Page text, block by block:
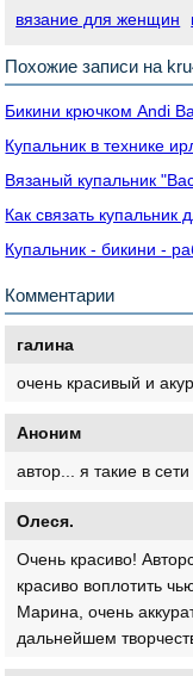
вязание для женщин
Похожие записи на
Бикини крючком Andi
Купальник в технике
Вязаный купальник
Как связать купальник
Купальник - бикини -
Комментарии
галина
очень красивый и
Аноним
автор... я такие в
Олеся.
Очень красиво!
красиво воплотить
Марина, очень
дальнейшем